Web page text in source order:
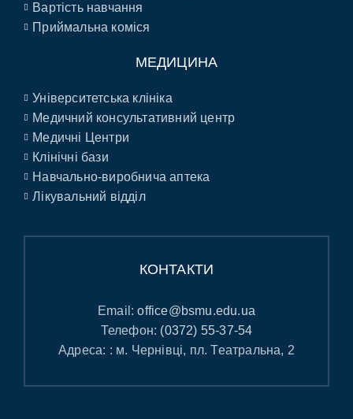
Вартість навчання
Приймальна коміся
МЕДИЦИНА
Університетська клініка
Медичний консультативний центр
Медичні Центри
Клінічні бази
Навчально-виробнича аптека
Лікувальний відділ
КОНТАКТИ
Email:office@bsmu.edu.ua
Телефон: (0372) 55-37-54
Адреса: : м. Чернівці, пл. Театральна, 2